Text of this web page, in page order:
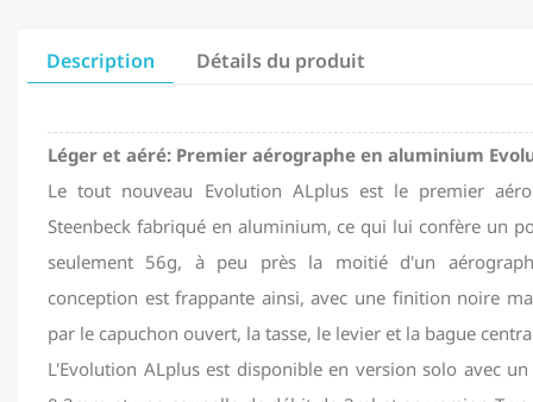
Description Détails du produit
Léger et aéré: Premier aérographe en aluminium
Le tout nouveau Evolution ALplus est le premier
Steenbeck fabriqué en aluminium, ce qui lui confère un
seulement 56g, à peu près la moitié d'un
conception est frappante ainsi, avec une finition noire
par le capuchon ouvert, la tasse, le levier et la bague
L'Evolution ALplus est disponible en version solo avec